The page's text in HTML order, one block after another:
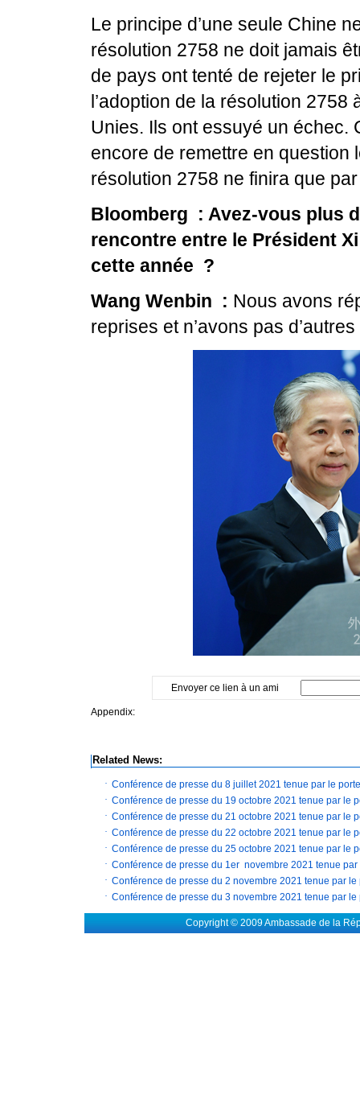
Le principe d’une seule Chine
résolution 2758 ne doit jamais
de pays ont tenté de rejeter le
l’adoption de la résolution
Unies. Ils ont essuyé un échec.
encore de remettre en question
résolution 2758 ne finira que
Bloomberg : Avez-vous plus
rencontre entre le Président
cette année ?
Wang Wenbin : Nous avons
reprises et n’avons pas
Envoyer ce lien à un ami
Appendix:
Related News:
· Conférence de presse du 8 juillet 2021 tenue par le
· Conférence de presse du 19 octobre 2021 tenue par le
· Conférence de presse du 21 octobre 2021 tenue par le
· Conférence de presse du 22 octobre 2021 tenue par le
· Conférence de presse du 25 octobre 2021 tenue par le
· Conférence de presse du 1er novembre 2021 tenue
· Conférence de presse du 2 novembre 2021 tenue par
· Conférence de presse du 3 novembre 2021 tenue par
Copyright © 2009 Ambassade de la